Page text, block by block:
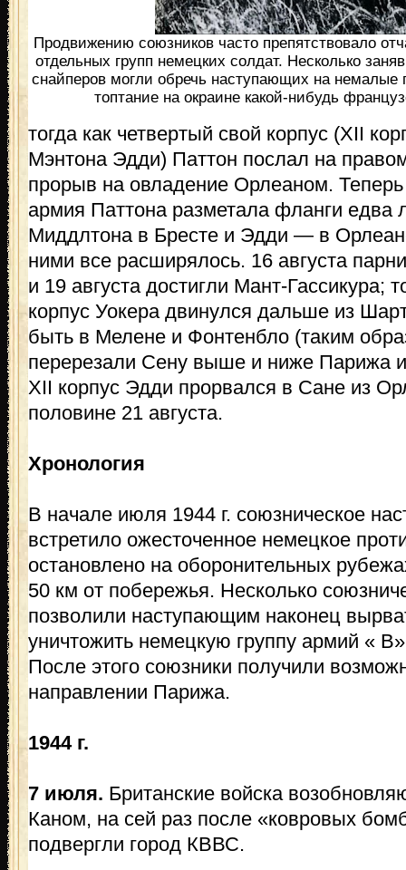
Продвижению союзников часто препятствовало
отдельных групп немецких солдат. Несколько
снайперов могли обречь наступающих на немалые
топтание на окраине какой-нибудь
тогда как четвертый свой корпус (XII
Мэнтона Эдди) Паттон послал на
прорыв на овладение Орлеаном. Теперь
армия Паттона разметала фланги едва
Миддлтона в Бресте и Эдди — в
ними все расширялось. 16 августа
и 19 августа достигли Мант-Гассикура;
корпус Уокера двинулся дальше из
быть в Мелене и Фонтенбло (таким
перерезали Сену выше и ниже Парижа
XII корпус Эдди прорвался в Сане из
половине 21 августа.
Хронология
В начале июля 1944 г. союзническое
встретило ожесточенное немецкое
остановлено на оборонительных
50 км от побережья. Несколько
позволили наступающим наконец
уничтожить немецкую группу армий «
После этого союзники получили
направлении Парижа.
1944 г.
7 июля. Британские войска
Каном, на сей раз после «ковровых
подвергли город КВВС.